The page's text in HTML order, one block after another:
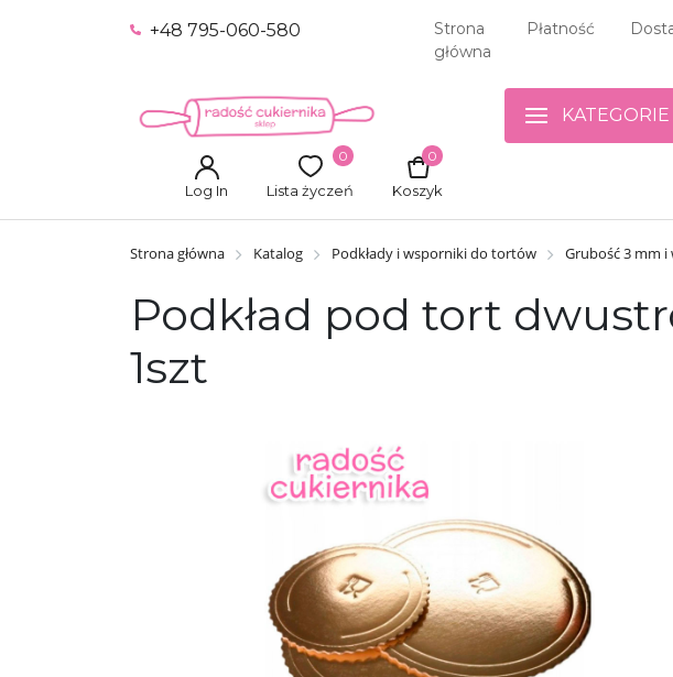
+48 795-060-580
Strona
główna
Płatność
Log In Lista życzeń
0
Koszyk
0
KATEGORIE
Strona główna Katalog Podkłady i wsporniki do tortów Grubość 3 mm i
Podkład pod tort
1szt